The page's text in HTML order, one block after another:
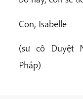
Con, Isabelle
(sư cô Duyệt
Pháp)